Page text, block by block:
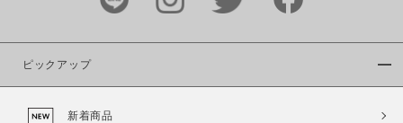
ピックアップ
新着商品